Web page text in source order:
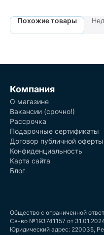
Похожие товары
Компания
О магазине
Вакансии (срочно!)
Рассрочка
Подарочные сертификаты
Договор публичной оферты
Конфиденциальность
Карта сайта
Блог
Общество с ограниченной
Св-во №193741157 от
Юридический адрес: 220035,